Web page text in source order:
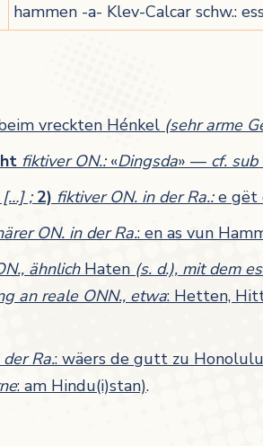
hammen -a- Klev-Calcar schw.:
vreckten Hénkel (sehr arme
fiktiver ON.:«Dingsda» — cf. sub
[…] ; 2) fiktiver ON. in der Ra.:e gët
ON. in der Ra.: en as vun
ähnlichHaten (s. d.), mit dem
an reale ONN., etwa: Hetten,
der Ra.: wäers de gutt zu Honolulu
: am Hindu(i)stan).